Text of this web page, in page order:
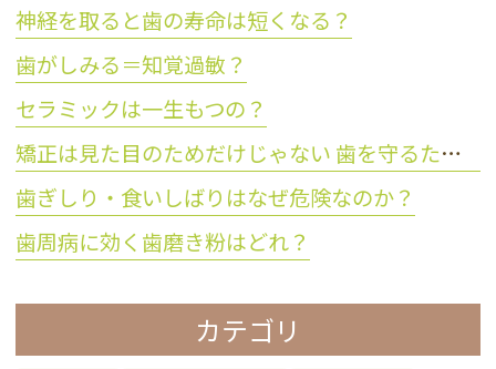
神経を取ると歯の寿命は短くなる？
歯がしみる＝知覚過敏？
セラミックは一生もつの？
矯正は見た目のためだけじゃない 歯を守るために大切な理由とは？
歯ぎしり・食いしばりはなぜ危険なのか？
歯周病に効く歯磨き粉はどれ？
カテゴリ